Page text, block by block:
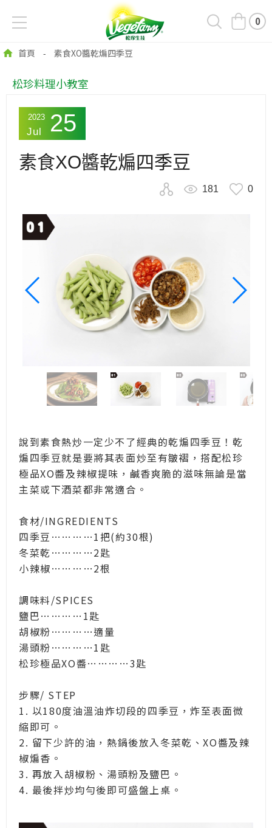
0
首頁 - 素食XO醬乾煸四季豆
松珍料理小教室
2023
Jul 25
素食XO醬乾煸四季豆
181 0
說到素食熱炒一定少不了經典的乾煸四季豆！乾
煸四季豆就是要將其表面炒至有皺褶，搭配松珍
極品XO醬及辣椒提味，鹹香爽脆的滋味無論是當
主菜或下酒菜都非常適合。
食材/INGREDIENTS
四季豆…………1把(約30根)
冬菜乾…………2匙
小辣椒…………2根
調味料/SPICES
鹽巴…………1匙
胡椒粉…………適量
湯頭粉…………1匙
松珍極品XO醬…………3匙
步驟/ STEP
1. 以180度油溫油炸切段的四季豆，炸至表面微
縮即可。
2. 留下少許的油，熱鍋後放入冬菜乾、XO醬及辣
椒煸香。
3. 再放入胡椒粉、湯頭粉及鹽巴。
4. 最後拌炒均勻後即可盛盤上桌。